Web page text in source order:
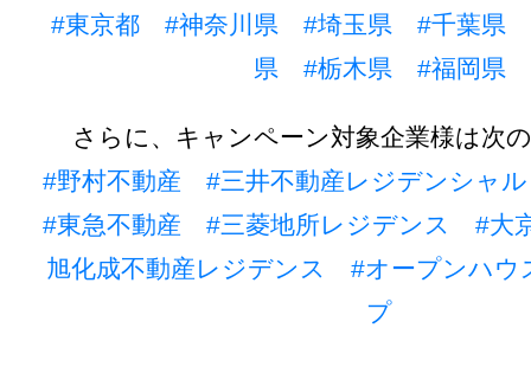
#東京都
#神奈川県 #埼玉県 #千葉県
県
#栃木県 #福岡県
さらに、キャンペーン対象企業様は次
#野村不動産
#三井不動産レジデンシャル
#東急不動産
#三菱地所レジデンス
#大
旭化成不動産レジデンス
#オープンハウ
プ